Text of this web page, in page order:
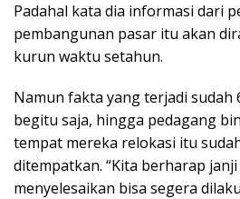
Padahal kata dia informasi dari
pembangunan pasar itu akan
kurun waktu setahun.
Namun fakta yang terjadi sudah
begitu saja, hingga pedagang
tempat mereka relokasi itu
ditempatkan. “Kita berharap
menyelesaikan bisa segera